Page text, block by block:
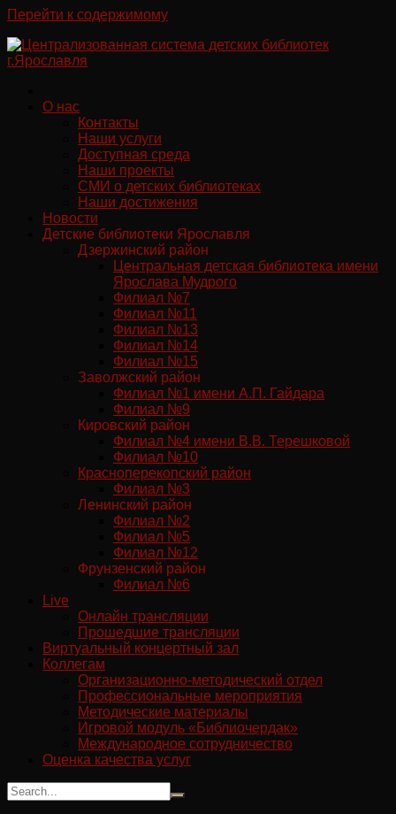
Перейти к содержимому
О нас
Контакты
Наши услуги
Доступная среда
Наши проекты
СМИ о детских библиотеках
Наши достижения
Новости
Детские библиотеки Ярославля
Дзержинский район
Центральная детская библиотека имени
Ярослава Мудрого
Филиал №7
Филиал №11
Филиал №13
Филиал №14
Филиал №15
Заволжский район
Филиал №1 имени А.П. Гайдара
Филиал №9
Кировский район
Филиал №4 имени В.В. Терешковой
Филиал №10
Красноперекопский район
Филиал №3
Ленинский район
Филиал №2
Филиал №5
Филиал №12
Фрунзенский район
Филиал №6
Live
Онлайн трансляции
Прошедшие трансляции
Виртуальный концертный зал
Коллегам
Организационно-методический отдел
Профессиональные мероприятия
Методические материалы
Игровой модуль «Библиочердак»
Международное сотрудничество
Оценка качества услуг